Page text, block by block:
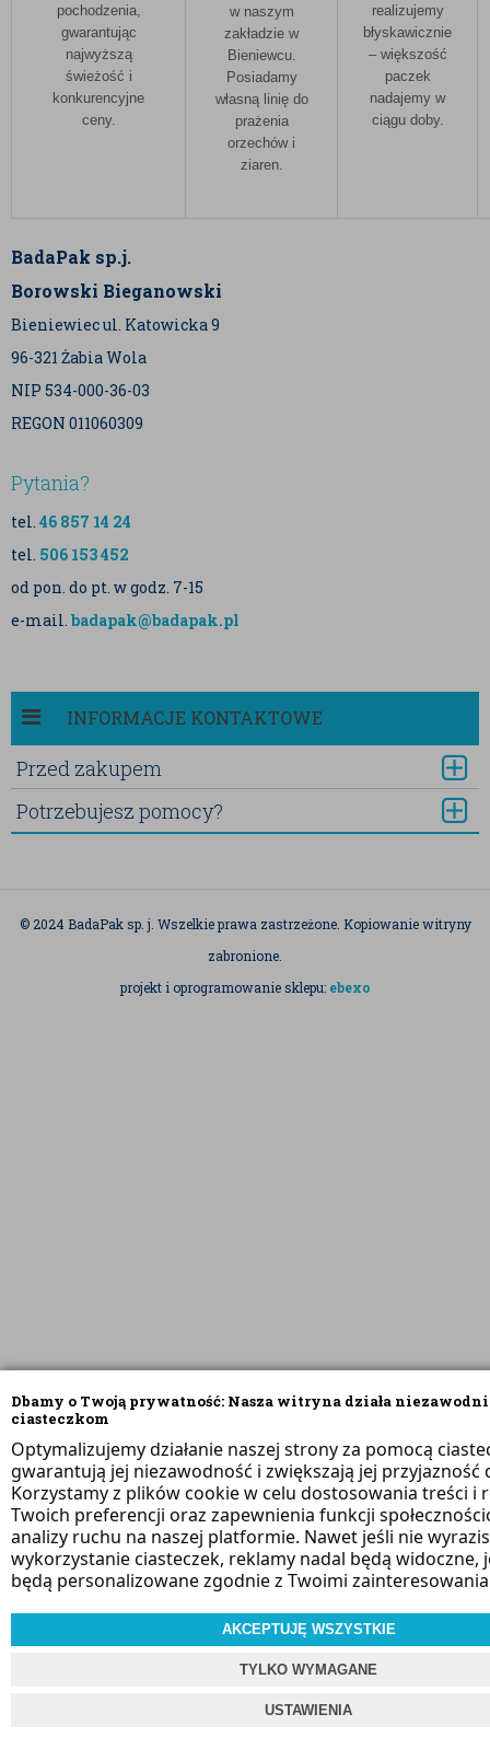
Dbamy o Twoją prywatność: Nasza witryna działa
ciasteczkom
Optymalizujemy działanie naszej strony za pomocą
gwarantują jej niezawodność i zwiększają jej przyjazność
Korzystamy z plików cookie w celu dostosowania treści i
Twoich preferencji oraz zapewnienia funkcji
analizy ruchu na naszej platformie. Nawet jeśli nie
wykorzystanie ciasteczek, reklamy nadal będą widoczne,
będą personalizowane zgodnie z Twoimi
AKCEPTUJĘ WSZYSTKIE
TYLKO WYMAGANE
USTAWIENIA
pochodzenia,
gwarantując
najwyższą
świeżość i
konkurencyjne
ceny.
w naszym
zakładzie w
Bieniewcu.
Posiadamy
własną linię do
prażenia
orzechów i
ziaren.
realizujemy
błyskawicznie
– większość
paczek
nadajemy w
ciągu doby.
BadaPak sp.j.
Borowski Bieganowski
Bieniewiec ul. Katowicka 9
96-321 Żabia Wola
NIP 534-000-36-03
REGON 011060309
Pytania?
tel. 46 857 14 24
tel. 506 153 452
od pon. do pt. w godz. 7-15
e-mail. badapak@badapak.pl
INFORMACJE KONTAKTOWE
Przed zakupem
Potrzebujesz pomocy?
© 2024 BadaPak sp. j. Wszelkie prawa zastrzeżone. Kopiowanie witryny
zabronione.
projekt i oprogramowanie sklepu: ebexo